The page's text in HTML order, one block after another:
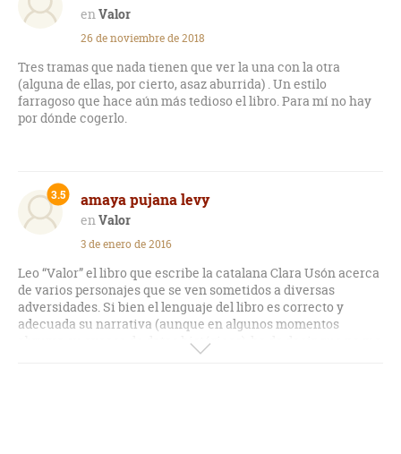
Valor
26 de noviembre de 2018
Tres tramas que nada tienen que ver la una con la otra
(alguna de ellas, por cierto, asaz aburrida) . Un estilo
farragoso que hace aún más tedioso el libro. Para mí no hay
por dónde cogerlo.
amaya pujana levy
Valor
3.5
3 de enero de 2016
Leo “Valor” el libro que escribe la catalana Clara Usón acerca
de varios personajes que se ven sometidos a diversas
adversidades. Si bien el lenguaje del libro es correcto y
adecuada su narrativa (aunque en algunos momentos
abruma su exceso de datos históricos), he de decir que no me
ha gustado nada la técnica de las simultaneidades o sumas